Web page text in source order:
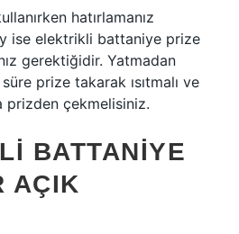
hatırlamanız
ise elektrikli battaniye prize
gerektiğidir. Yatmadan
prize takarak ısıtmalı ve
prizden çekmelisiniz.
BATTANIYE
AÇIK